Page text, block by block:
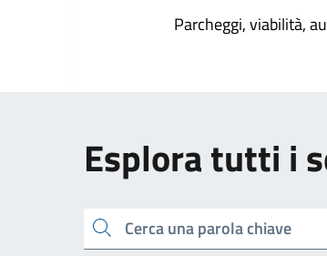
Parcheggi, viabilità,
Esplora tutti i
Cerca una parola chiave